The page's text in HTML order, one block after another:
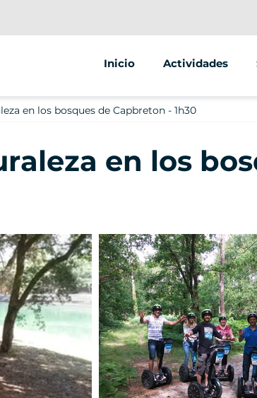
Inicio Actividades
Segway
Juego de escape
en los bosques de Capbreton - 1h30
en los